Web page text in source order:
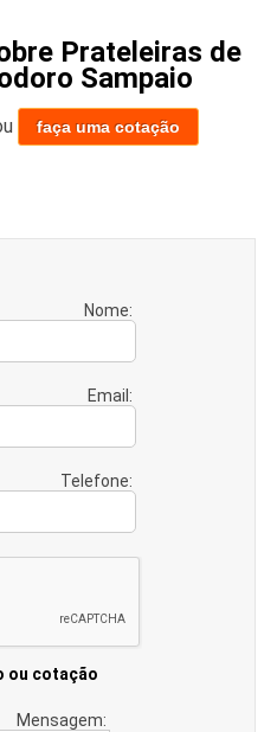
Prateleiras de
Sampaio
faça uma cotação
Nome:
Email:
Telefone:
ou cotação
Mensagem: